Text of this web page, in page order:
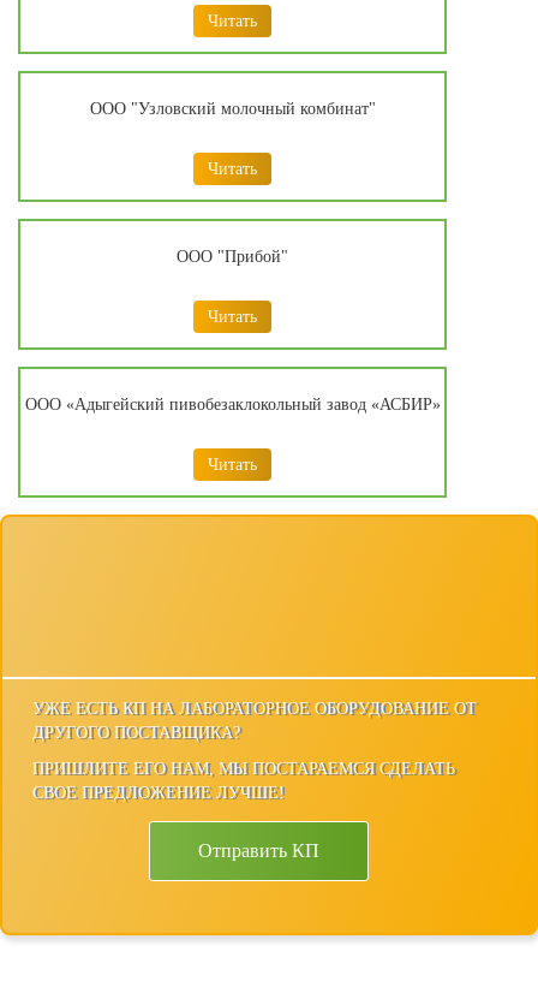
УЖЕ ЕСТЬ КП НА ЛАБОРАТОРНОЕ ОБОРУДОВАНИЕ ОТ
ДРУГОГО ПОСТАВЩИКА?
ПРИШЛИТЕ ЕГО НАМ, МЫ ПОСТАРАЕМСЯ СДЕЛАТЬ
СВОЕ ПРЕДЛОЖЕНИЕ ЛУЧШЕ!
Отправить КП
Читать
ООО "Узловский молочный комбинат"
Читать
ООО "Прибой"
Читать
ООО «Адыгейский пивобезаклокольный завод «АСБИР»
Читать